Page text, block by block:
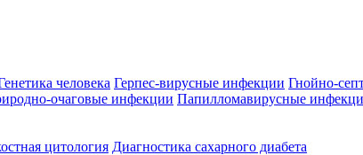
человека Герпес-вирусные инфекции Гнойно-
очаговые инфекции Папилломавирусные
цитология Диагностика сахарного диабета